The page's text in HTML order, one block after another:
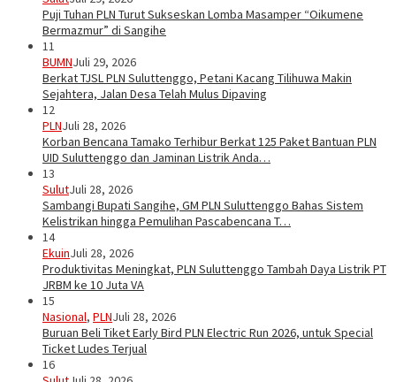
Puji Tuhan PLN Turut Sukseskan Lomba Masamper “Oikumene
Bermazmur” di Sangihe
11
BUMNJuli 29, 2026
Berkat TJSL PLN Suluttenggo, Petani Kacang Tilihuwa Makin
Sejahtera, Jalan Desa Telah Mulus Dipaving
12
PLNJuli 28, 2026
Korban Bencana Tamako Terhibur Berkat 125 Paket Bantuan PLN
UID Suluttenggo dan Jaminan Listrik Anda…
13
SulutJuli 28, 2026
Sambangi Bupati Sangihe, GM PLN Suluttenggo Bahas Sistem
Kelistrikan hingga Pemulihan Pascabencana T…
14
EkuinJuli 28, 2026
Produktivitas Meningkat, PLN Suluttenggo Tambah Daya Listrik PT
JRBM ke 10 Juta VA
15
Nasional, PLNJuli 28, 2026
Buruan Beli Tiket Early Bird PLN Electric Run 2026, untuk Special
Ticket Ludes Terjual
16